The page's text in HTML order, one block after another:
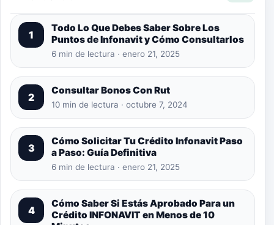
1
Todo Lo Que Debes Saber Sobre Los
Puntos de Infonavit y Cómo Consultarlos
6 min de lectura · enero 21, 2025
2
Consultar Bonos Con Rut
10 min de lectura · octubre 7, 2024
3
Cómo Solicitar Tu Crédito Infonavit Paso
a Paso: Guía Definitiva
6 min de lectura · enero 21, 2025
4
Cómo Saber Si Estás Aprobado Para un
Crédito INFONAVIT en Menos de 10